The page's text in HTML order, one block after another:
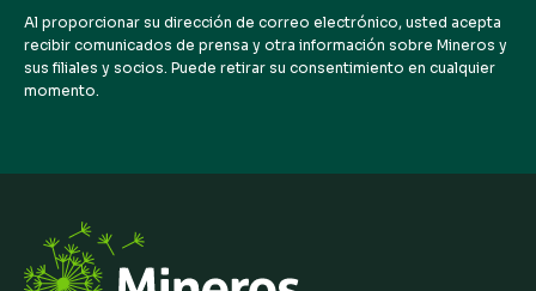
Al proporcionar su dirección de correo electrónico, usted acepta
recibir comunicados de prensa y otra información sobre Mineros y
sus filiales y socios. Puede retirar su consentimiento en cualquier
momento.